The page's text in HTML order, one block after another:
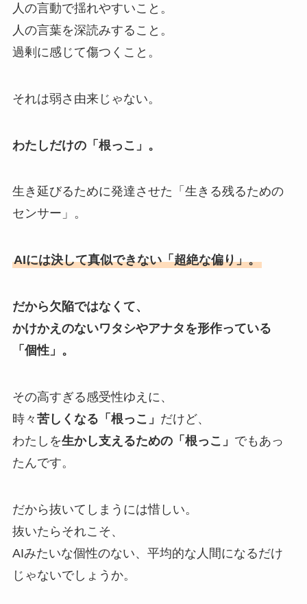
人の言動で揺れやすいこと。
人の言葉を深読みすること。
過剰に感じて傷つくこと。
それは弱さ由来じゃない。
わたしだけの「根っこ」。
生き延びるために発達させた「生きる残るための
センサー」。
AIには決して真似できない「超絶な偏り」。
だから欠陥ではなくて、
かけかえのないワタシやアナタを形作っている
「個性」。
その高すぎる感受性ゆえに、
時々 苦しくなる「根っこ」 だけど、
わたしを生かし支えるための「根っこ」 でもあっ
たんです。
だから抜いてしまうには惜しい。
抜いたらそれこそ、
AIみたいな個性のない、平均的な人間になるだけ
じゃないでしょうか。